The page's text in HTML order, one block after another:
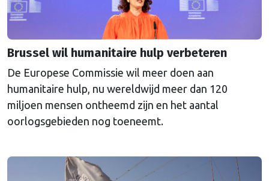
Brussel wil humanitaire hulp verbeteren
De Europese Commissie wil meer doen aan
humanitaire hulp, nu wereldwijd meer dan 120
miljoen mensen ontheemd zijn en het aantal
oorlogsgebieden nog toeneemt.